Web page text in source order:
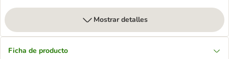
Mostrar detalles
Ficha de producto